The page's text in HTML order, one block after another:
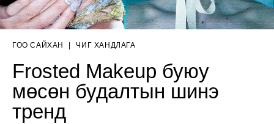
ГОО САЙХАН ЧИГ ХАНДЛАГА
Frosted Makeup буюу
мөсөн будалтын шинэ
тренд